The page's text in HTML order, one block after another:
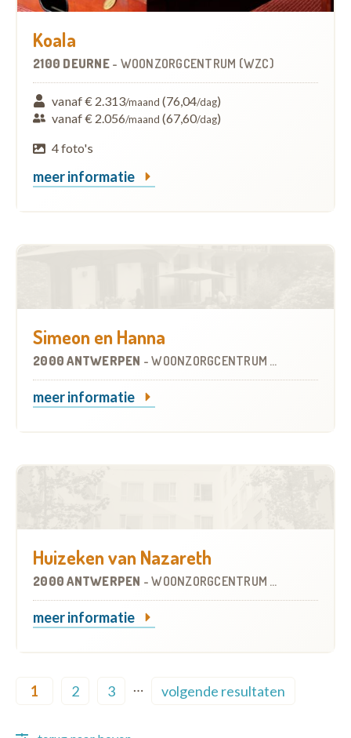
Koala
2100 DEURNE - WOONZORGCENTRUM (WZC)
vanaf € 2.313/maand (76,04/dag)
vanaf € 2.056/maand (67,60/dag)
4 foto's
meer informatie
Simeon en Hanna
2000 ANTWERPEN -WOONZORGCENTRUM (WZC)
meer informatie
Huizeken van Nazareth
2000 ANTWERPEN -WOONZORGCENTRUM (WZC)
meer informatie
1 2 3
…
volgende resultaten